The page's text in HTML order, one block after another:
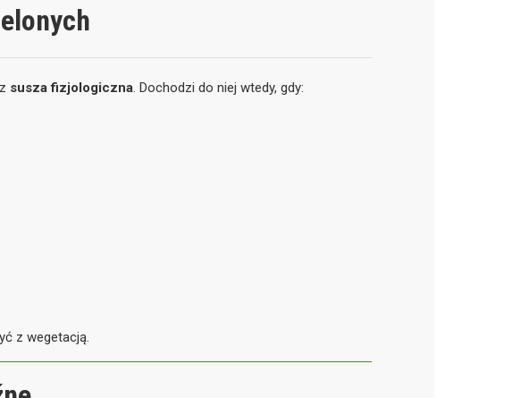
susza fizjologiczna. Dochodzi do niej wtedy, gdy:
z wegetacją.